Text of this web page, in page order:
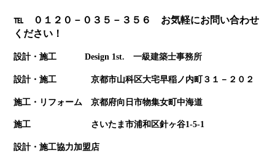
℡ ０１２０－０３５－３５６ お気軽にお問い合わせ
ください！
設計・施工 Design 1st. 一級建築士事務所
設計・施工 京都市山科区大宅早稲ノ内町３１－２０２
施工・リフォーム 京都府向日市物集女町中海道
施工 さいたま市浦和区針ヶ谷1-5-1
設計・施工協力加盟店